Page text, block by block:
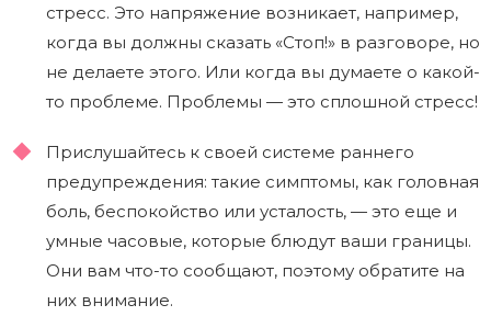
стресс. Это напряжение возникает, например,
когда вы должны сказать «Стоп!» в разговоре, но
не делаете этого. Или когда вы думаете о какой-
то проблеме. Проблемы — это сплошной стресс!
Прислушайтесь к своей системе раннего
предупреждения: такие симптомы, как головная
боль, беспокойство или усталость, — это еще и
умные часовые, которые блюдут ваши границы.
Они вам что-то сообщают, поэтому обратите на
них внимание.